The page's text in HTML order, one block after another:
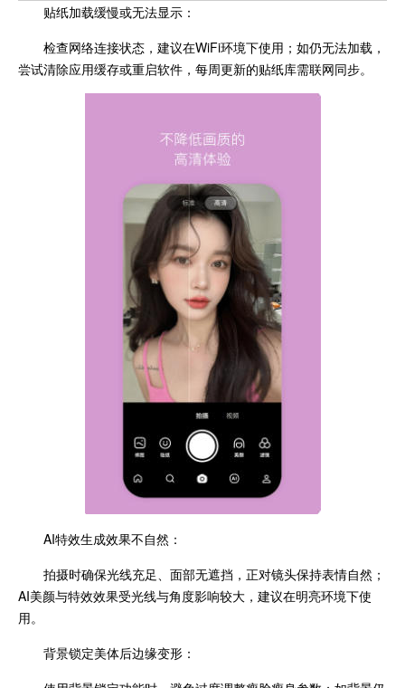
贴纸加载缓慢或无法显示：
检查网络连接状态，建议在WiFi环境下使用；如仍无法加载，
尝试清除应用缓存或重启软件，每周更新的贴纸库需联网同步。
AI特效生成效果不自然：
拍摄时确保光线充足、面部无遮挡，正对镜头保持表情自然；
AI美颜与特效效果受光线与角度影响较大，建议在明亮环境下使
用。
背景锁定美体后边缘变形：